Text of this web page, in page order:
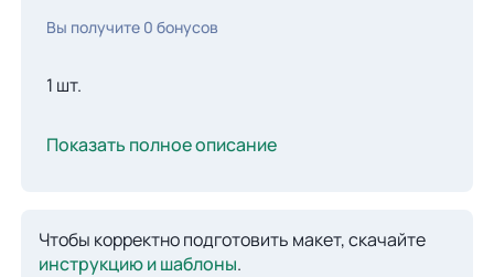
Вы получите 0 бонусов
1 шт.
Показать полное описание
Чтобы корректно подготовить макет, скачайте
инструкцию и шаблоны.